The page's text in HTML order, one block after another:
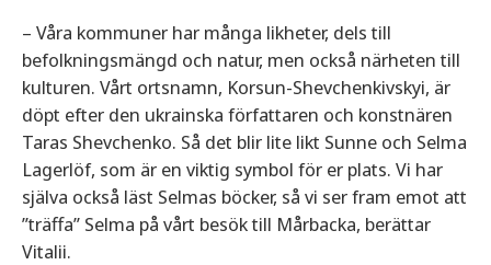
– Våra kommuner har många likheter, dels till
befolkningsmängd och natur, men också närheten till
kulturen. Vårt ortsnamn, Korsun-Shevchenkivskyi, är
döpt efter den ukrainska författaren och konstnären
Taras Shevchenko. Så det blir lite likt Sunne och Selma
Lagerlöf, som är en viktig symbol för er plats. Vi har
själva också läst Selmas böcker, så vi ser fram emot att
”träffa” Selma på vårt besök till Mårbacka, berättar
Vitalii.